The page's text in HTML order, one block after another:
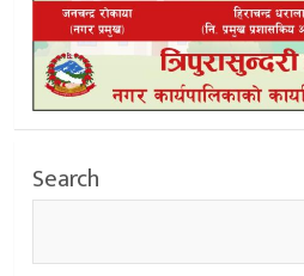
Search